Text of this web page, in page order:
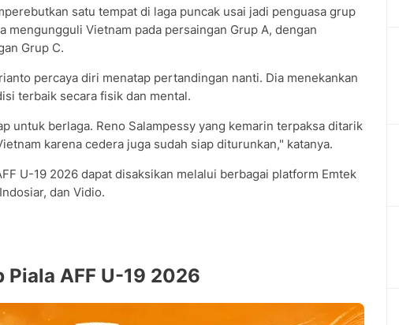
satu tempat di laga puncak usai jadi penguasa grup
mengungguli Vietnam pada persaingan Grup A, dengan
Grup C.
percaya diri menatap pertandingan nanti. Dia menekankan
terbaik secara fisik dan mental.
untuk berlaga. Reno Salampessy yang kemarin terpaksa ditarik
karena cedera juga sudah siap diturunkan," katanya.
U-19 2026 dapat disaksikan melalui berbagai platform Emtek
dan Vidio.
Piala AFF U-19 2026